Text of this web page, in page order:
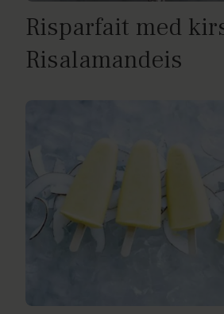
Risparfait med
Risalamandeis